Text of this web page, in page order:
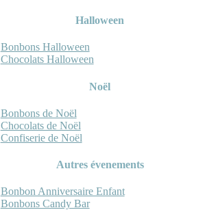
Halloween
Bonbons Halloween
Chocolats Halloween
Noël
Bonbons de Noël
Chocolats de Noël
Confiserie de Noël
Autres évenements
Bonbon Anniversaire Enfant
Bonbons Candy Bar